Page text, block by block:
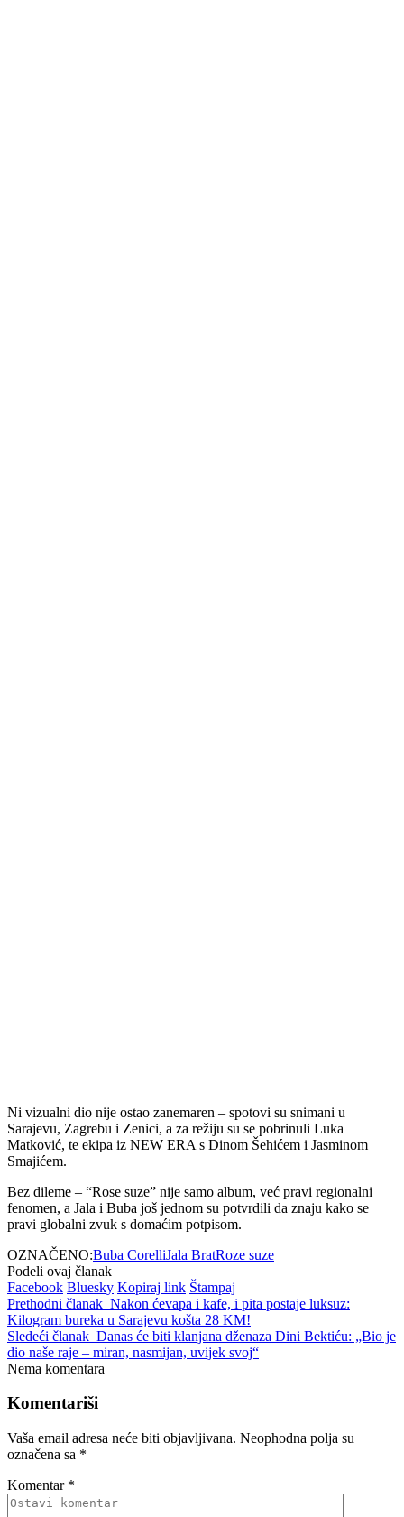
Ni vizualni dio nije ostao zanemaren – spotovi su snimani u
Sarajevu, Zagrebu i Zenici, a za režiju su se pobrinuli Luka
Matković, te ekipa iz NEW ERA s Dinom Šehićem i Jasminom
Smajićem.
Bez dileme – “Rose suze” nije samo album, već pravi regionalni
fenomen, a Jala i Buba još jednom su potvrdili da znaju kako se
pravi globalni zvuk s domaćim potpisom.
OZNAČENO:Buba CorelliJala BratRoze suze
Podeli ovaj članak
Facebook Bluesky Kopiraj link Štampaj
Prethodni članak Nakon ćevapa i kafe, i pita postaje luksuz:
Kilogram bureka u Sarajevu košta 28 KM!
Sledeći članak Danas će biti klanjana dženaza Dini Bektiću: „Bio je
dio naše raje – miran, nasmijan, uvijek svoj“
Nema komentara
Komentariši
Vaša email adresa neće biti objavljivana. Neophodna polja su
označena sa *
Komentar *